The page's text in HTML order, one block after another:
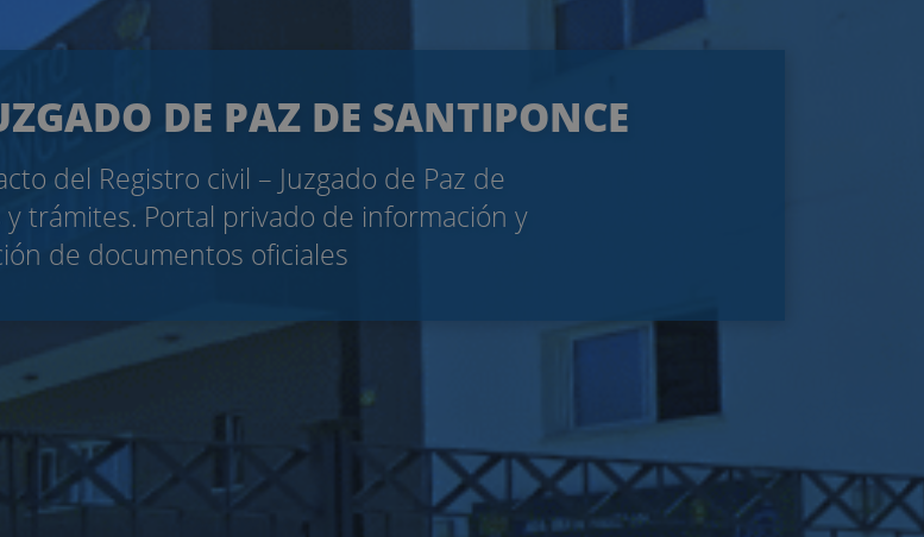
DE PAZ DE SANTIPONCE
del Registro civil – Juzgado de Paz de
trámites. Portal privado de información y
de documentos oficiales